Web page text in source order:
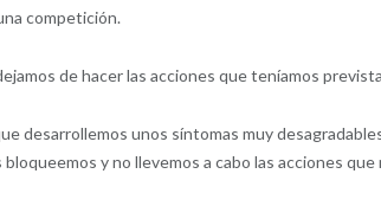
competición.
de hacer las acciones que teníamos
desarrollemos unos síntomas muy
y no llevemos a cabo las acciones